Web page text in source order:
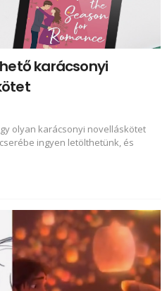
karácsonyi
olyan karácsonyi novelláskötet
ingyen letölthetünk, és